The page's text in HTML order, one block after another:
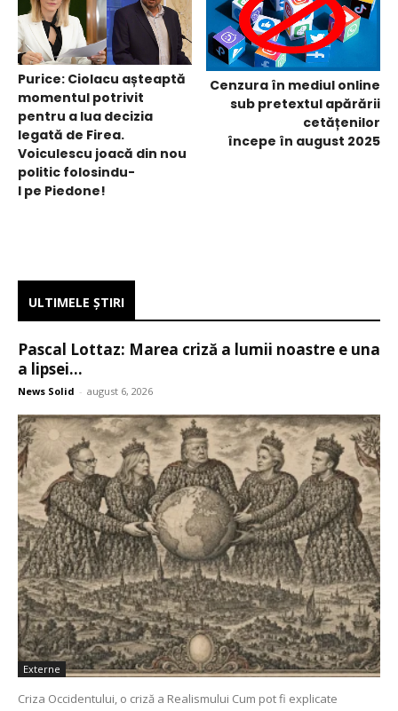
Purice: Ciolacu așteaptă
momentul potrivit
pentru a lua decizia
legată de Firea.
Voiculescu joacă din nou
politic folosindu-
l pe Piedone!
Cenzura în mediul online
sub pretextul apărării
cetățenilor
începe în august 2025
ULTIMELE ŞTIRI
Pascal Lottaz: Marea criză a lumii noastre e una
a lipsei...
News Solid - august 6, 2026
Externe
Criza Occidentului, o criză a Realismului Cum pot fi explicate